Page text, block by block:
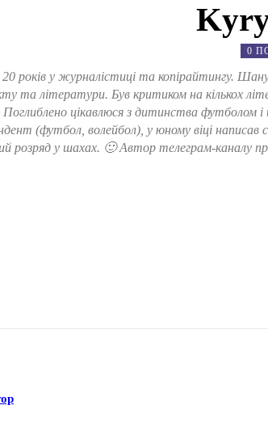
0
років у журналістиці та копірайтингу.
та літератури. Був критиком на кількох
Поглиблено цікавлюся з дитинства футболом і
(футбол, волейбол), у юному віці
розряд у шахах. 🙂 Автор телеграм-каналу